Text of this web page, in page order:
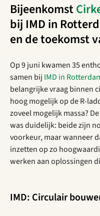
Bijeenkomst
bij IMD in
en de toekomst
Op 9 juni kwamen 35
samen bij IMD in
belangrijke vraag binnen
hoog mogelijk op de R-
zoveel mogelijk massa?
was duidelijk: beide zijn
voorkeur, maar wanneer
inzetten op zo
werken aan oplossingen
IMD: Circulair